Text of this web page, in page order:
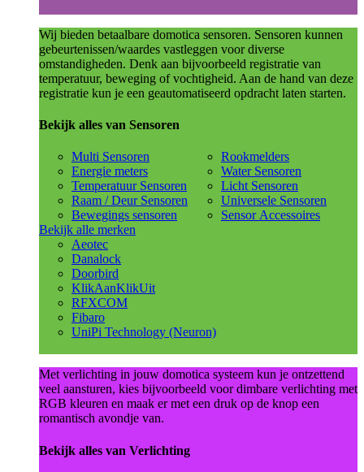
Wij bieden betaalbare domotica sensoren. Sensoren kunnen
gebeurtenissen/waardes vastleggen voor diverse
omstandigheden. Denk aan bijvoorbeeld registratie van
temperatuur, beweging of vochtigheid. Aan de hand van deze
registratie kun je een geautomatiseerd opdracht laten starten.
Bekijk alles van Sensoren
Multi Sensoren
Energie meters
Temperatuur Sensoren
Raam / Deur Sensoren
Bewegings sensoren
Rookmelders
Water Sensoren
Licht Sensoren
Universele Sensoren
Sensor Accessoires
Bekijk alle merken
Aeotec
Danalock
Doorbird
KlikAanKlikUit
RFXCOM
Fibaro
UniPi Technology (Neuron)
Met verlichting in jouw domotica systeem kun je ontzettend
veel aansturen, kies bijvoorbeeld voor dimbare verlichting met
RGB kleuren en maak er met een druk op de knop een
romantisch avondje van.
Bekijk alles van Verlichting